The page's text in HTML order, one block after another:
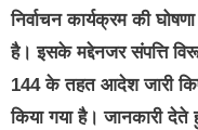
निर्वाचन कार्यक्रम की
है। इसके मद्देनजर संपत्ति
144 के तहत आदेश जारी किए
किया गया है। जानकारी